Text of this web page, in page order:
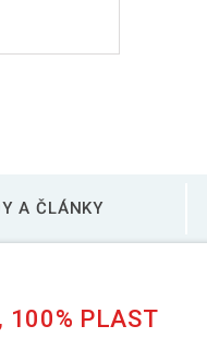
A ČLÁNKY
100% PLAST